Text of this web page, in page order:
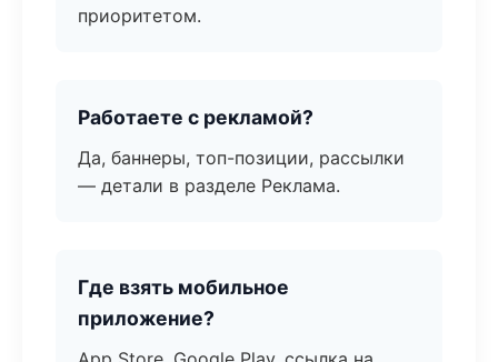
приоритетом.
Работаете с рекламой?
Да, баннеры, топ-позиции, рассылки
— детали в разделе Реклама.
Где взять мобильное
приложение?